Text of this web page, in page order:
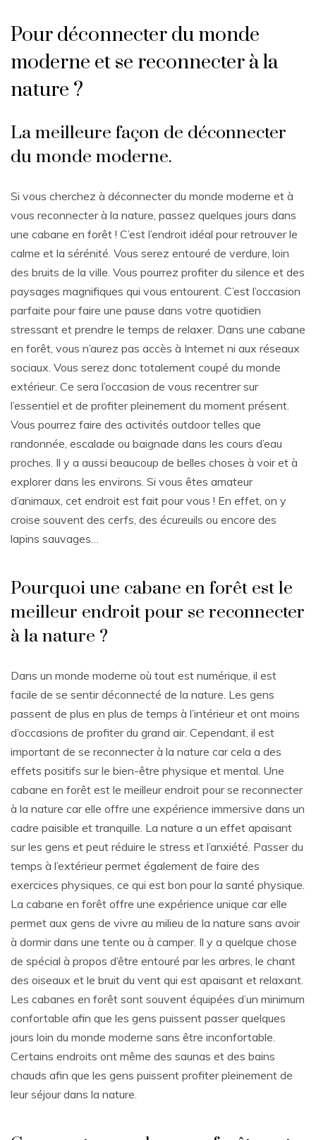
Pour déconnecter du monde
moderne et se reconnecter à la
nature ?
La meilleure façon de déconnecter
du monde moderne.
Si vous cherchez à déconnecter du monde moderne et à
vous reconnecter à la nature, passez quelques jours dans
une cabane en forêt ! C’est l’endroit idéal pour retrouver le
calme et la sérénité. Vous serez entouré de verdure, loin
des bruits de la ville. Vous pourrez profiter du silence et des
paysages magnifiques qui vous entourent. C’est l’occasion
parfaite pour faire une pause dans votre quotidien
stressant et prendre le temps de relaxer. Dans une cabane
en forêt, vous n’aurez pas accès à Internet ni aux réseaux
sociaux. Vous serez donc totalement coupé du monde
extérieur. Ce sera l’occasion de vous recentrer sur
l’essentiel et de profiter pleinement du moment présent.
Vous pourrez faire des activités outdoor telles que
randonnée, escalade ou baignade dans les cours d’eau
proches. Il y a aussi beaucoup de belles choses à voir et à
explorer dans les environs. Si vous êtes amateur
d’animaux, cet endroit est fait pour vous ! En effet, on y
croise souvent des cerfs, des écureuils ou encore des
lapins sauvages…
Pourquoi une cabane en forêt est le
meilleur endroit pour se reconnecter
à la nature ?
Dans un monde moderne où tout est numérique, il est
facile de se sentir déconnecté de la nature. Les gens
passent de plus en plus de temps à l’intérieur et ont moins
d’occasions de profiter du grand air. Cependant, il est
important de se reconnecter à la nature car cela a des
effets positifs sur le bien-être physique et mental. Une
cabane en forêt est le meilleur endroit pour se reconnecter
à la nature car elle offre une expérience immersive dans un
cadre paisible et tranquille. La nature a un effet apaisant
sur les gens et peut réduire le stress et l’anxiété. Passer du
temps à l’extérieur permet également de faire des
exercices physiques, ce qui est bon pour la santé physique.
La cabane en forêt offre une expérience unique car elle
permet aux gens de vivre au milieu de la nature sans avoir
à dormir dans une tente ou à camper. Il y a quelque chose
de spécial à propos d’être entouré par les arbres, le chant
des oiseaux et le bruit du vent qui est apaisant et relaxant.
Les cabanes en forêt sont souvent équipées d’un minimum
confortable afin que les gens puissent passer quelques
jours loin du monde moderne sans être inconfortable.
Certains endroits ont même des saunas et des bains
chauds afin que les gens puissent profiter pleinement de
leur séjour dans la nature.